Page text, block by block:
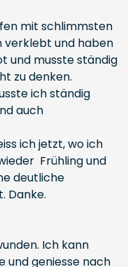
mit schlimmsten
verklebt und haben
und musste ständig
zu denken.
ich ständig
auch
ich jetzt, wo ich
Frühling und
deutliche
Danke.
Ich kann
und geniesse nach